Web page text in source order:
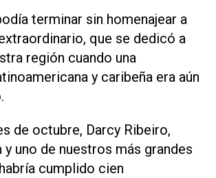
terminar sin homenajear a
que se dedicó a
región cuando una
y caribeña era aún
de octubre, Darcy Ribeiro,
y uno de nuestros más grandes
cumplido cien